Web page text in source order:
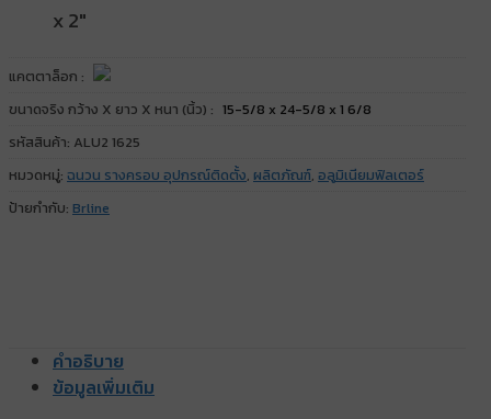
x 2″
แคตตาล็อก :
ขนาดจริง กว้าง X ยาว X หนา (นิ้ว) : 15-5/8 x 24-5/8 x 1 6/8
รหัสสินค้า: ALU2 1625
หมวดหมู่: ฉนวน รางครอบ อุปกรณ์ติดตั้ง, ผลิตภัณฑ์, อลูมิเนียมฟิลเตอร์
ป้ายกำกับ: Brline
คำอธิบาย
ข้อมูลเพิ่มเติม